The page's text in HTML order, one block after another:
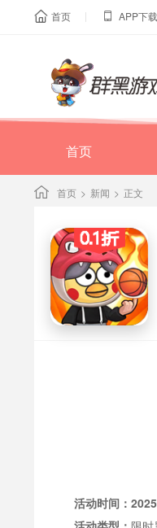
 首页 |  APP下载
首页
首页 > 新闻 > 正文
活动时间：